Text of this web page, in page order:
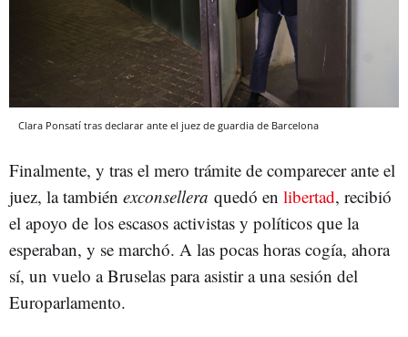
Clara Ponsatí tras declarar ante el juez de guardia de Barcelona
Finalmente, y tras el mero trámite de comparecer ante el
juez, la también exconsellera quedó en libertad, recibió
el apoyo de los escasos activistas y políticos que la
esperaban, y se marchó. A las pocas horas cogía, ahora
sí, un vuelo a Bruselas para asistir a una sesión del
Europarlamento.